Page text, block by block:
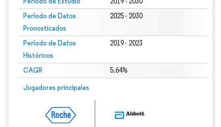
Período de Datos
Pronosticados
2025 - 2030
Período de Datos
Históricos
2019 - 2023
CAGR 5.64%
Jugadores principales